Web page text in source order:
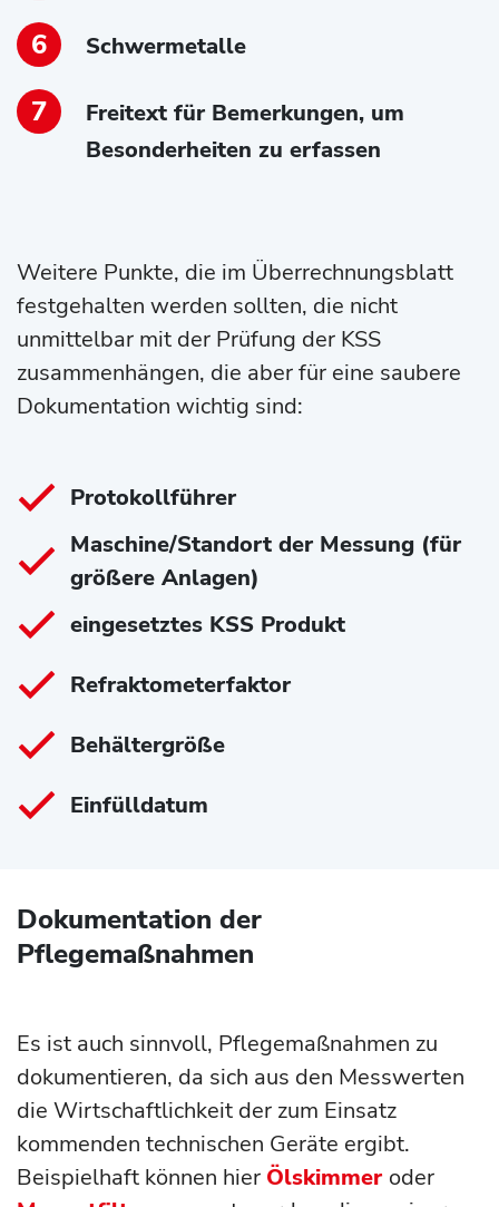
Schwermetalle
Freitext für Bemerkungen, um
Besonderheiten zu erfassen
Weitere Punkte, die im Überrechnungsblatt
festgehalten werden sollten, die nicht
unmittelbar mit der Prüfung der KSS
zusammenhängen, die aber für eine saubere
Dokumentation wichtig sind:
Protokollführer
Maschine/Standort der Messung (für
größere Anlagen)
eingesetztes KSS Produkt
Refraktometerfaktor
Behältergröße
Einfülldatum
Dokumentation der
Pflegemaßnahmen
Es ist auch sinnvoll, Pflegemaßnahmen zu
dokumentieren, da sich aus den Messwerten
die Wirtschaftlichkeit der zum Einsatz
kommenden technischen Geräte ergibt.
Beispielhaft können hier Ölskimmer oder